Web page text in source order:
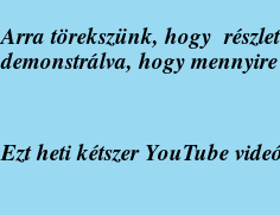
Arra törekszünk, hogy
demonstrálva, hogy
Ezt heti kétszer YouTube